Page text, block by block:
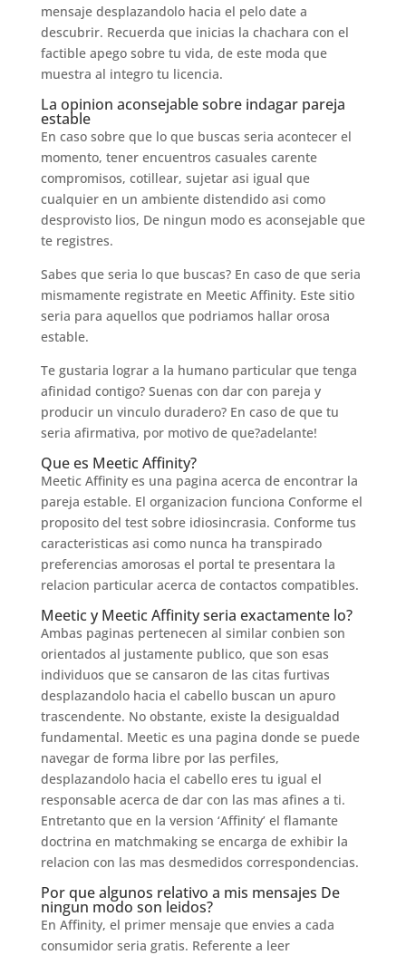
mensaje desplazandolo hacia el pelo date a
descubrir. Recuerda que inicias la chachara con el
factible apego sobre tu vida, de este moda que
muestra al integro tu licencia.
La opinion aconsejable sobre indagar pareja
estable
En caso sobre que lo que buscas seria acontecer el
momento, tener encuentros casuales carente
compromisos, cotillear, sujetar asi igual que
cualquier en un ambiente distendido asi­ como
desprovisto lios, De ningun modo es aconsejable que
te registres.
Sabes que seria lo que buscas? En caso de que seria
mismamente registrate en Meetic Affinity. Este sitio
seria para aquellos que podri­amos hallar orosa
estable.
Te gustaria lograr a la humano particular que tenga
afinidad contigo? Suenas con dar con pareja y
producir un vinculo duradero? En caso de que tu
seri­a afirmativa, por motivo de que?adelante!
Que es Meetic Affinity?
Meetic Affinity es una pagina acerca de encontrar la
pareja estable. El organizacion funciona Conforme el
proposito del test sobre idiosincrasia. Conforme tus
caracteristicas asi­ como nunca ha transpirado
preferencias amorosas el portal te presentara la
relacion particular acerca de contactos compatibles.
Meetic y Meetic Affinity seri­a exactamente lo?
Ambas paginas pertenecen al similar conbien son
orientados al justamente publico, que son esas
individuos que se cansaron de las citas furtivas
desplazandolo hacia el cabello buscan un apuro
trascendente. No obstante, existe la desigualdad
fundamental. Meetic es una pagina donde se puede
navegar de forma libre por las perfiles,
desplazandolo hacia el cabello eres tu igual el
responsable acerca de dar con las mas afines a ti.
Entretanto que en la version ‘Affinity’ el flamante
doctrina en matchmaking se encarga de exhibir la
relacion con las mas desmedidos correspondencias.
Por que algunos relativo a mis mensajes De
ningun modo son leidos?
En Affinity, el primer mensaje que envies a cada
consumidor seria gratis. Referente a leer